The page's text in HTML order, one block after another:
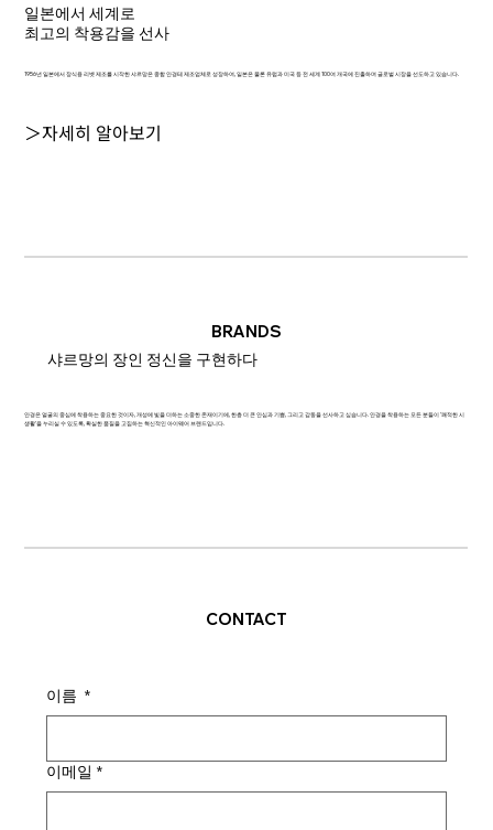
일본에서 세계로
최고의 착용감을 선사
1956년 일본에서 장식용 리벳 제조를 시작한 샤르망은 종합 안경테 제조업체로 성장하여, 일본은 물론 유럽과 미국 등 전 세계 100여 개국에 진출하며 글로벌 시장을 선도하고 있습니다.
＞자세히 알아보기
BRANDS
샤르망의 장인 정신을 구현하다
안경은 얼굴의 중심에 착용하는 중요한 것이자, 개성에 빛을 더하는 소중한 존재이기에, 한층 더 큰 안심과 기쁨, 그리고 감동을 선사하고 싶습니다. 안경을 착용하는 모든 분들이 '쾌적한 시
생활'을 누리실 수 있도록, 확실한 품질을 고집하는 혁신적인 아이웨어 브랜드입니다.
CONTACT
이름 *
이메일 *